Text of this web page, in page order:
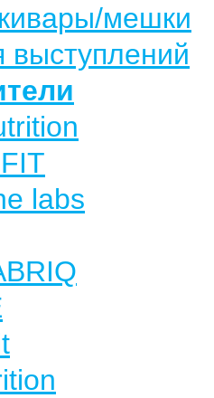
мешки
выступлений
labs